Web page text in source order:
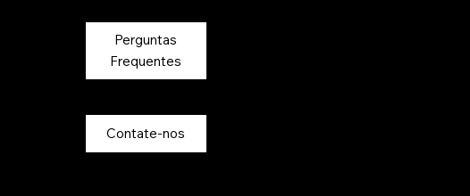
Perguntas
Frequentes
Contate-nos